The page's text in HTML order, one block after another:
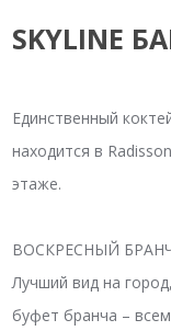
SKYLINE
Единственный
находится в
этаже.
ВОСКРЕСНЫЙ БРАНЧ
Лучший вид на
буфет бранча –